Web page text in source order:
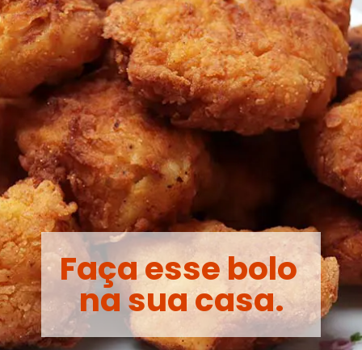
Faça esse bolo
na sua casa.